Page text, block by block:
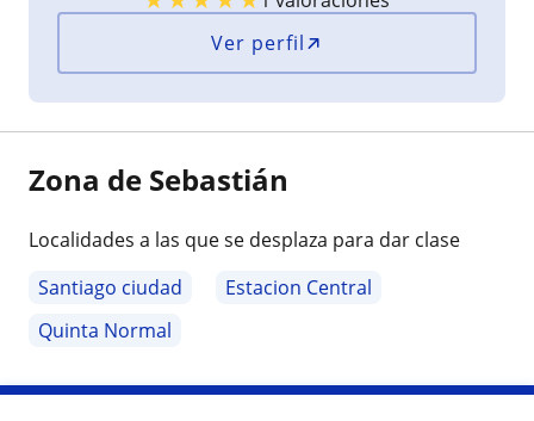
Ver perfil
Zona de Sebastián
Localidades a las que se desplaza para dar clase
Santiago ciudad
Estacion Central
Quinta Normal